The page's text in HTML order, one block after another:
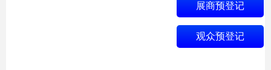
展商预登记
观众预登记